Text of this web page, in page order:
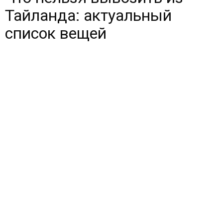
Тайланда: актуальный
список вещей